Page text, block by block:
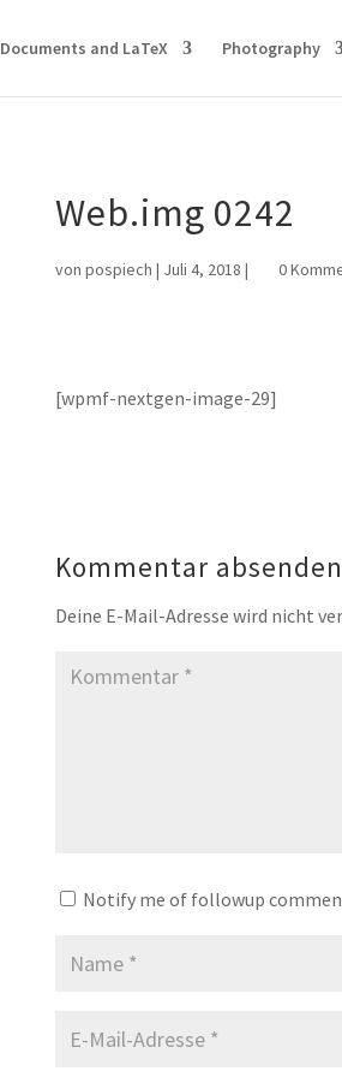
Documents and LaTeX Photography
Web.img 0242
von pospiech | Juli 4, 2018 | 0
[wpmf-nextgen-image-29]
Kommentar absenden
Deine E-Mail-Adresse wird nicht
Notify me of followup